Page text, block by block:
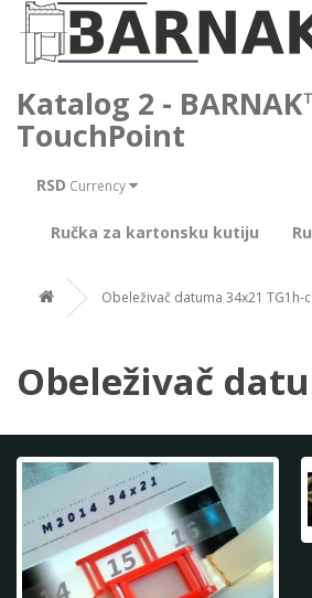
Katalog 2 -
TouchPoint
RSD Currency
Ručka za kartonsku kutiju
Obeleživač datuma 34x21 TG1h-
Obeleživač